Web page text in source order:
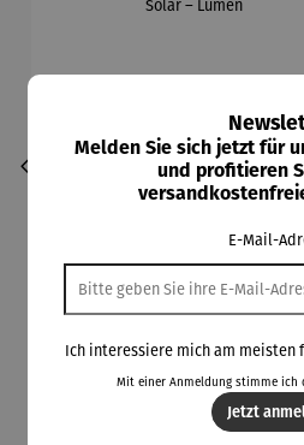
Bodenleuc
hte
Melden Sie sich jetzt für
und profitieren
E-Mail-
Ich interessiere mich am meisten
Mit einer Anmeldung stimme ich
Jetzt